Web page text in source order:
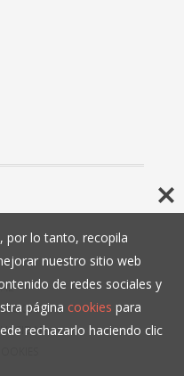
por lo tanto, recopila
nuestro sitio web
de redes sociales y
página cookies para
rechazarlo haciendo clic